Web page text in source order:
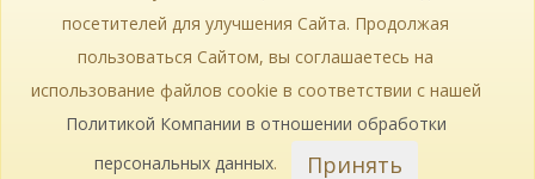
СКАЧАТЬ КАТАЛОГ
КАТАЛОГ
ПОЛИТИКА КОНФИДЕНЦИАЛЬНОСТИ
СТАТЬИ
ПРОИЗВОДСТВО
© 2018—2026 Bohemia Art Classic
посетителей для улучшения Сайта. Продолжая
пользоваться Сайтом, вы соглашаетесь на
использование файлов cookie в соответствии с нашей
Политикой Компании в отношении обработки
персональных данных. Принять